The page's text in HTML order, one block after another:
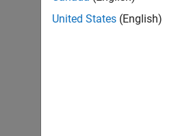
United States (English)